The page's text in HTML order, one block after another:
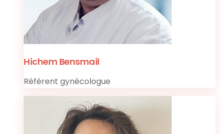
Hichem Bensmail
Référent gynécologue